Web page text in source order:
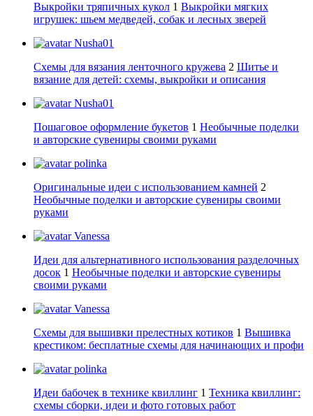
Выкройки тряпичных кукол 1 Выкройки мягких
игрушек: шьем медведей, собак и лесных зверей
Nusha01
Схемы для вязания ленточного кружева 2 Шитье и
вязание для детей: схемы, выкройки и описания
Nusha01
Пошаговое оформление букетов 1 Необычные поделки
и авторские сувениры своими руками
polinka
Оригинальные идеи с использованием камней 2
Необычные поделки и авторские сувениры своими
руками
Vanessa
Идеи для альтернативного использования разделочных
досок 1 Необычные поделки и авторские сувениры
своими руками
Vanessa
Схемы для вышивки прелестных котиков 1 Вышивка
крестиком: бесплатные схемы для начинающих и профи
polinka
Идеи бабочек в технике квиллинг 1 Техника квиллинг:
схемы сборки, идеи и фото готовых работ